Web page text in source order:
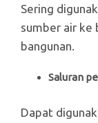
Sering
sumber air ke
bangunan.
Saluran
Dapat